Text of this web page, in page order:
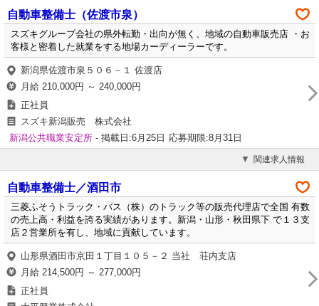
自動車整備士（佐渡市泉）
スズキグループ会社の県外転勤・出向が無く、地域の自動車販売店 ・お
客様と密着した就業をする地場カーディーラーです。
新潟県佐渡市泉５０６－１ 佐渡店
月給 210,000円 ～ 240,000円
正社員
スズキ新潟販売 株式会社
新潟公共職業安定所 - 掲載日:6月25日 応募期限:8月31日
関連求人情報
自動車整備士／酒田市
三菱ふそうトラック・バス（株）のトラック等の販売代理店で全国 有数
の売上高・利益を誇る実績があります。新潟・山形・秋田県下 で１３支
店２営業所を有し、地域に貢献しています。
山形県酒田市京田１丁目１０５－２ 当社 荘内支店
月給 214,500円 ～ 277,000円
正社員